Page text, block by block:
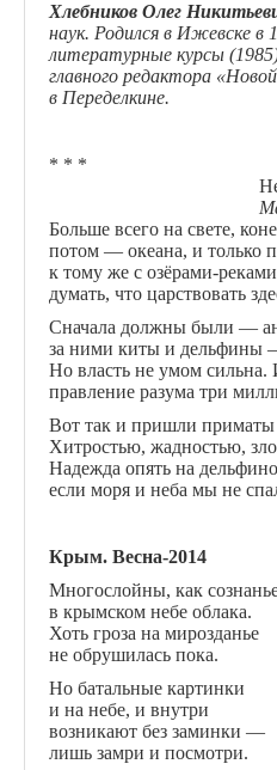
Хлебников Олег
наук. Родился в Ижевске
литературные курсы
главного редактора
в Переделкине.
* * *
Неба —
Майя, 2
Больше всего на свете,
потом — океана, и только
к тому же с озёрами-
думать, что царствовать
Сначала должны были —
за ними киты и дельфины
Но власть не умом сильна.
правление разума три
Вот так и пришли
Хитростью, жадностью,
Надежда опять на
если моря и неба мы не
Крым. Весна-2014
Многослойны, как
в крымском небе облака.
Хоть гроза на мирозданье
не обрушилась пока.
Но батальные картинки
и на небе, и внутри
возникают без заминки —
лишь замри и посмотри.